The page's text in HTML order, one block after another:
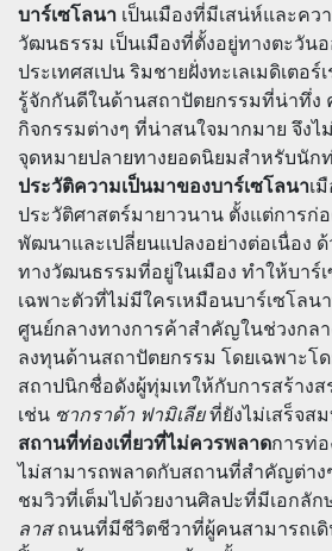
บาร์เซโลนา เป็นเมืองที่มีเสน่ห์และค
วัฒนธรรม เป็นเมืองที่ตั้งอยู่ทางตะวัน
ประเทศสเปน ริมชายฝั่งทะเลเมดิเตอร์
รู้จักกันดีในด้านสถาปัตยกรรมที่น่าทึ่ง
กิจกรรมต่างๆ ที่น่าสนใจมากมาย จึงไ
จุดหมายปลายทางยอดนิยมสำหรับนัก
ประวัติความเป็นมาของบาร์เซโลนาเ
ประวัติศาสตร์มายาวนาน ตั้งแต่การก่
พัฒนาและเปลี่ยนแปลงอย่างต่อเนื่อง
ทางวัฒนธรรมที่อยู่ในเมือง ทำให้บาร์
เฉพาะตัวที่ไม่มีใครเหมือนบาร์เซโล
ศูนย์กลางทางการค้าสำคัญในช่วงกลา
ลงทุนด้านสถาปัตยกรรม โดยเฉพาะโ
สถาปนิกชื่อดังผู้ทุ่มเทให้กับการสร้าง
เช่น ซากราด้า ฟามิเลียที่ยังไม่เสร็จส
สถานที่ท่องเที่ยวที่ไม่ควรพลาดการท่
ไม่สามารถพลาดกับสถานที่สำคัญต่าง
ชมวิวที่เต็มไปด้วยงานศิลปะที่มีเอกลั
ลาสถนนที่มีชีวิตชีวาที่ผู้คนสามารถเ